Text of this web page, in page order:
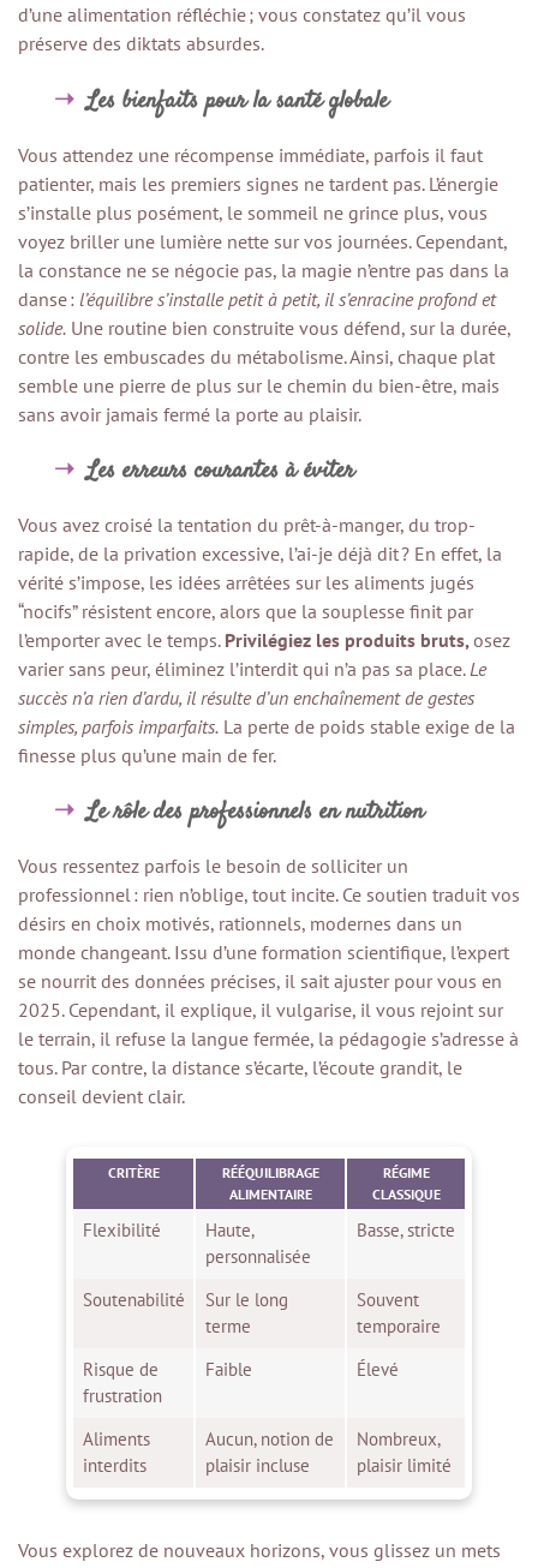
d’une alimentation réfléchie ; vous constatez qu’il vous
préserve des diktats absurdes.
Les bienfaits pour la santé globale
Vous attendez une récompense immédiate, parfois il faut
patienter, mais les premiers signes ne tardent pas. L’énergie
s’installe plus posément, le sommeil ne grince plus, vous
voyez briller une lumière nette sur vos journées. Cependant,
la constance ne se négocie pas, la magie n’entre pas dans la
danse : l’équilibre s’installe petit à petit, il s’enracine profond et
solide. Une routine bien construite vous défend, sur la durée,
contre les embuscades du métabolisme. Ainsi, chaque plat
semble une pierre de plus sur le chemin du bien-être, mais
sans avoir jamais fermé la porte au plaisir.
Les erreurs courantes à éviter
Vous avez croisé la tentation du prêt-à-manger, du trop-
rapide, de la privation excessive, l’ai-je déjà dit ? En effet, la
vérité s’impose, les idées arrêtées sur les aliments jugés
“nocifs” résistent encore, alors que la souplesse finit par
l’emporter avec le temps. Privilégiez les produits bruts, osez
varier sans peur, éliminez l’interdit qui n’a pas sa place. Le
succès n’a rien d’ardu, il résulte d’un enchaînement de gestes
simples, parfois imparfaits. La perte de poids stable exige de la
finesse plus qu’une main de fer.
Le rôle des professionnels en nutrition
Vous ressentez parfois le besoin de solliciter un
professionnel : rien n’oblige, tout incite. Ce soutien traduit vos
désirs en choix motivés, rationnels, modernes dans un
monde changeant. Issu d’une formation scientifique, l’expert
se nourrit des données précises, il sait ajuster pour vous en
2025. Cependant, il explique, il vulgarise, il vous rejoint sur
le terrain, il refuse la langue fermée, la pédagogie s’adresse à
tous. Par contre, la distance s’écarte, l’écoute grandit, le
conseil devient clair.
CRITÈRE
RÉÉQUILIBRAGE
ALIMENTAIRE
RÉGIME
CLASSIQUE
Flexibilité
Haute,
personnalisée
Basse, stricte
Soutenabilité
Sur le long
terme
Souvent
temporaire
Risque de
frustration
Faible Élevé
Aliments
interdits
Aucun, notion de
plaisir incluse
Nombreux,
plaisir limité
Vous explorez de nouveaux horizons, vous glissez un mets